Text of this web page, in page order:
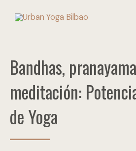
Bandhas,
meditación:
de Yoga